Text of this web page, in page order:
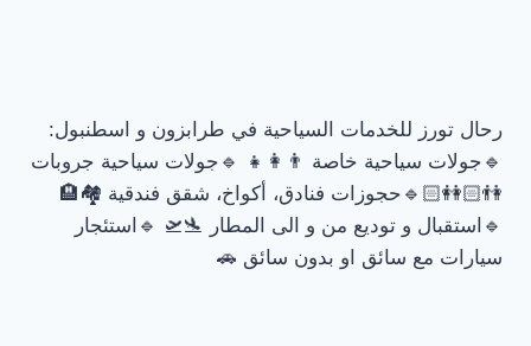
رحال تورز للخدمات السياحية في طرابزون و اسطنبول:
🔹جولات سياحية خاصة 👨‍👩‍👧 🔹جولات سياحية جروبات
👫🏻👭🏻🔹حجوزات فنادق، أكواخ، شقق فندقية 🏘🏨
🔹استقبال و توديع من و الى المطار 🛬🛫 🔹استئجار
سيارات مع سائق او بدون سائق 🚗